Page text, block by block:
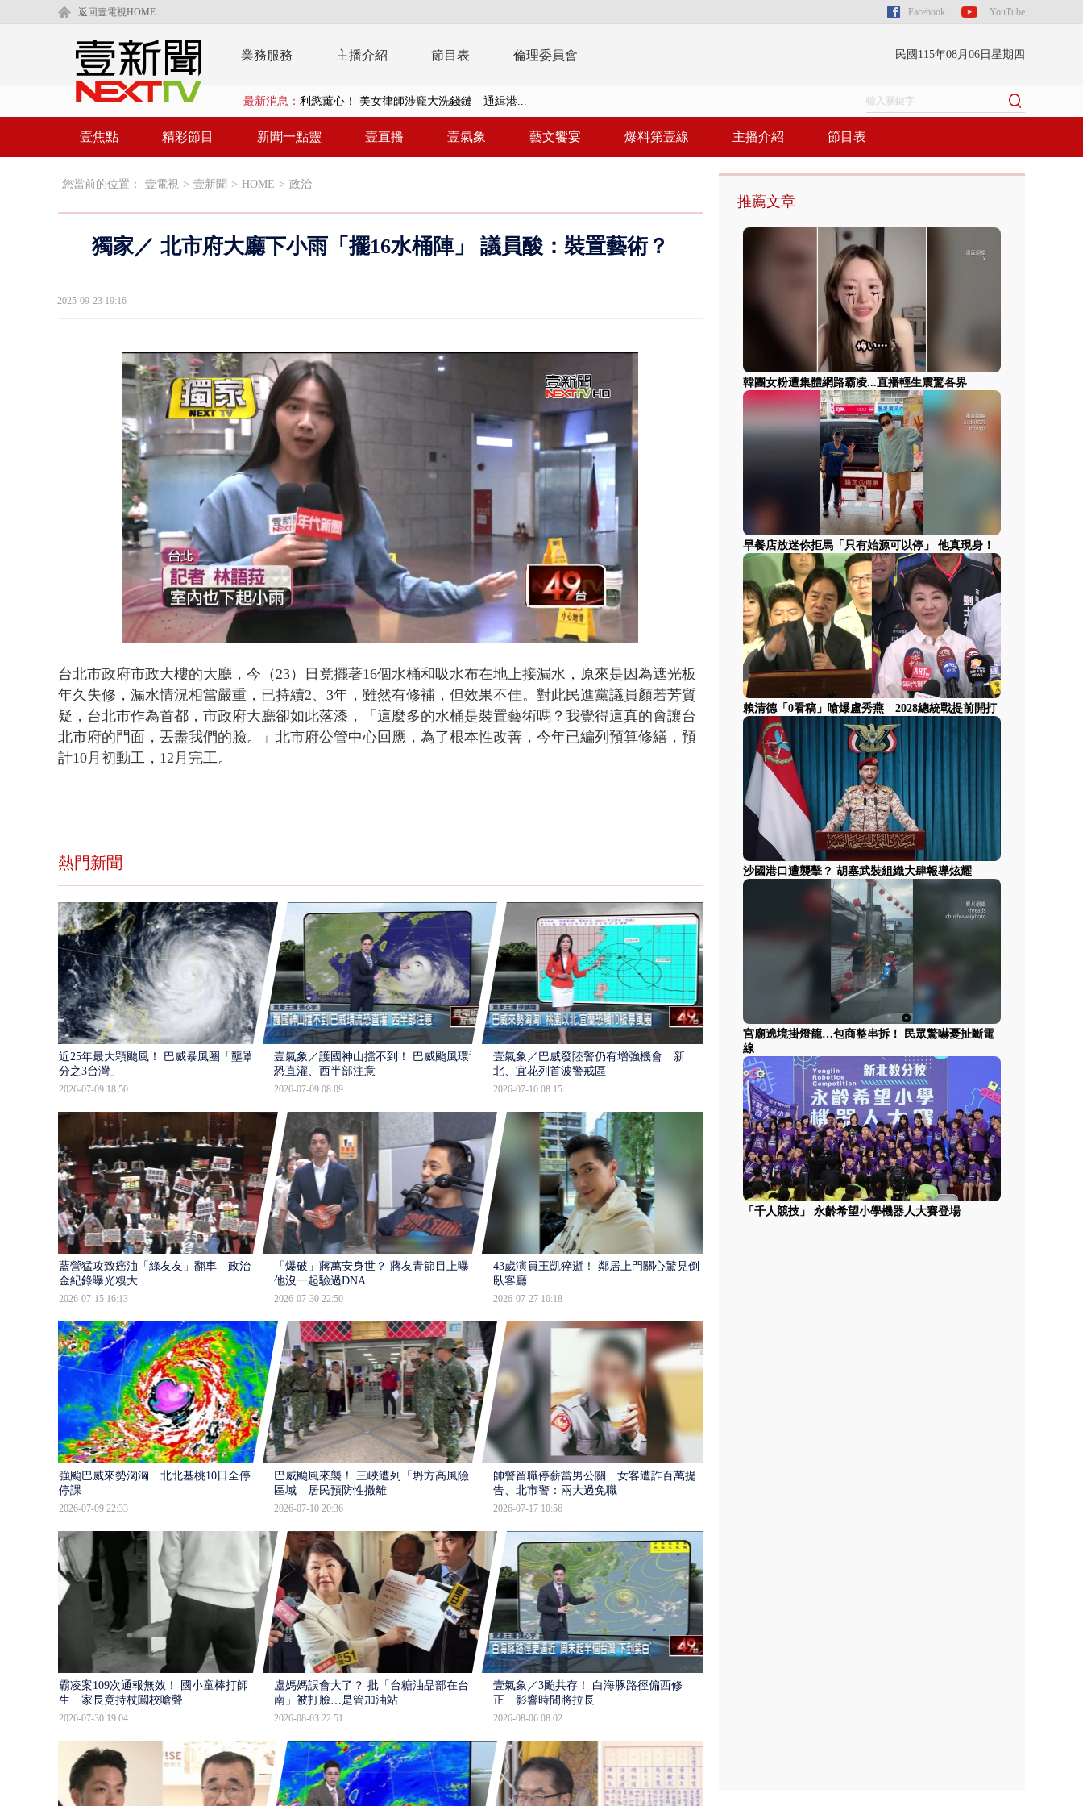
返回壹電視HOME Facebook YouTube
業務服務 主播介紹 節目表 倫理委員會 民國115年08月06日星期四
最新消息： 利慾薰心！ 美女律師涉龐大洗錢鏈 通緝港...
早餐店放迷你拒馬「只有始源可以停」 他真...
貨車鬼切釀禍 砂石車為閃避悚撞4車釀3傷
白海豚逼近...北市「颱風整備假」？ 蔣萬安...
壹焦點 精彩節目 新聞一點靈 壹直播 壹氣象 藝文饗宴 爆料第壹線 主播介紹 節目表
您當前的位置： 壹電視 > 壹新聞 > HOME > 政治
獨家／ 北市府大廳下小雨「擺16水桶陣」 議員酸：裝置藝術？
2025-09-23 19:16
Unmute
44.13%
台北市政府市政大樓的大廳，今（23）日竟擺著16個水桶和吸水布在地上接漏水，原來是因為遮光板
年久失修，漏水情況相當嚴重，已持續2、3年，雖然有修補，但效果不佳。對此民進黨議員顏若芳質
疑，台北市作為首都，市政府大廳卻如此落漆，「這麼多的水桶是裝置藝術嗎？我覺得這真的會讓台
北市府的門面，丟盡我們的臉。」北市府公管中心回應，為了根本性改善，今年已編列預算修繕，預
計10月初動工，12月完工。
熱門新聞
近25年最大顆颱風！ 巴威暴風圈「壟罩4
分之3台灣」
2026-07-09 18:50
壹氣象／護國神山擋不到！ 巴威颱風環流
恐直灌、西半部注意
2026-07-09 08:09
壹氣象／巴威發陸警仍有增強機會 新
北、宜花列首波警戒區
2026-07-10 08:15
藍營猛攻致癌油「綠友友」翻車 政治獻
金紀錄曝光糗大
2026-07-15 16:13
「爆破」蔣萬安身世？ 蔣友青節目上曝：
他沒一起驗過DNA
2026-07-30 22:50
43歲演員王凱猝逝！ 鄰居上門關心驚見倒
臥客廳
2026-07-27 10:18
強颱巴威來勢洶洶 北北基桃10日全停班
停課
2026-07-09 22:33
巴威颱風來襲！ 三峽遭列「坍方高風險」
區域 居民預防性撤離
2026-07-10 20:36
帥警留職停薪當男公關 女客遭詐百萬提
告、北市警：兩大過免職
2026-07-17 10:56
霸凌案109次通報無效！ 國小童棒打師
生 家長竟持杖闖校嗆聲
2026-07-30 19:04
盧媽媽誤會大了？ 批「台糖油品部在台
南」被打臉…是管加油站
2026-08-03 22:51
壹氣象／3颱共存！ 白海豚路徑偏西修
正 影響時間將拉長
2026-08-06 08:02
推薦文章
韓團女粉遭集體網路霸凌...直播輕生震驚各界
早餐店放迷你拒馬「只有始源可以停」 他真現身！
賴清德「0看稿」嗆爆盧秀燕 2028總統戰提前開打
沙國港口遭襲擊？ 胡塞武裝組織大肆報導炫耀
宮廟遶境掛燈籠…包商整串拆！ 民眾驚嚇憂扯斷電
線
「千人競技」 永齡希望小學機器人大賽登場